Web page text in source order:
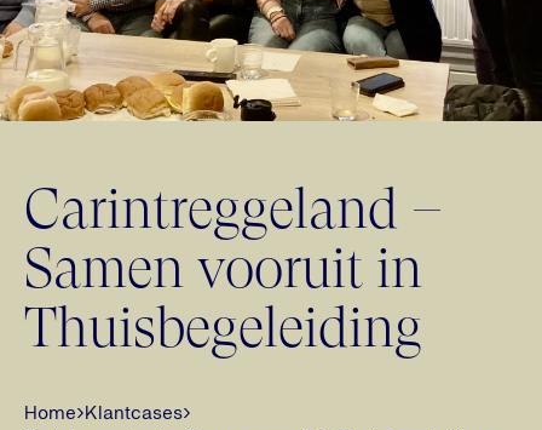
Carintreggeland –
Samen vooruit in
Thuisbegeleiding
Home›Klantcases›